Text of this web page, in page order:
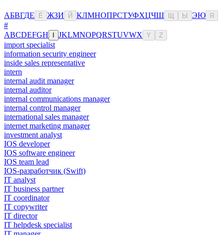
АБВГДЕ Ё ЖЗИ Й КЛМНОПРСТУФХЦЧШ Ы ЭЮ Я
#
ABCDEFGH JKLMNOPQRSTUVWX Y Z
import specialist
information security engineer
inside sales representative
intern
internal audit manager
internal auditor
internal communications manager
internal control manager
international sales manager
internet marketing manager
investment analyst
IOS developer
IOS software engineer
IOS team lead
IOS-разработчик (Swift)
IT analyst
IT business partner
IT coordinator
IT copywriter
IT director
IT helpdesk specialist